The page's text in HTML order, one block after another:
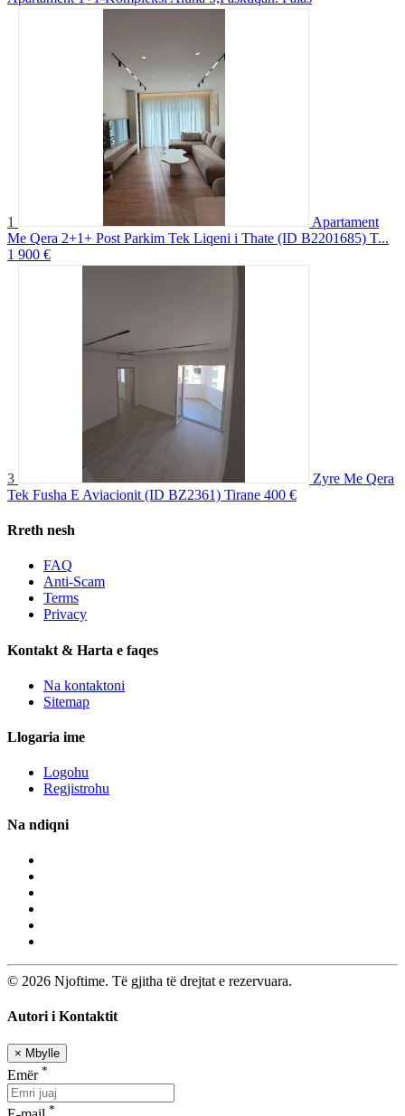
1
Apartament
Me Qera 2+1+ Post Parkim Tek Liqeni i Thate (ID B2201685) T...
1 900 €
3
Zyre Me Qera
Tek Fusha E Aviacionit (ID BZ2361) Tirane 400 €
Rreth nesh
FAQ
Anti-Scam
Terms
Privacy
Kontakt & Harta e faqes
Na kontaktoni
Sitemap
Llogaria ime
Logohu
Regjistrohu
Na ndiqni
© 2026 Njoftime. Të gjitha të drejtat e rezervuara.
Autori i Kontaktit
× Mbylle
Emër *
*